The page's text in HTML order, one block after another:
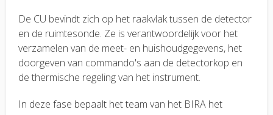
De CU bevindt zich op het raakvlak tussen de detector
en de ruimtesonde. Ze is verantwoordelijk voor het
verzamelen van de meet- en huishoudgegevens, het
doorgeven van commando's aan de detectorkop en
de thermische regeling van het instrument.
In deze fase bepaalt het team van het BIRA het